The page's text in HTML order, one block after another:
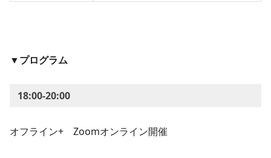
▼プログラム
18:00-20:00
オフライン+ Zoomオンライン開催